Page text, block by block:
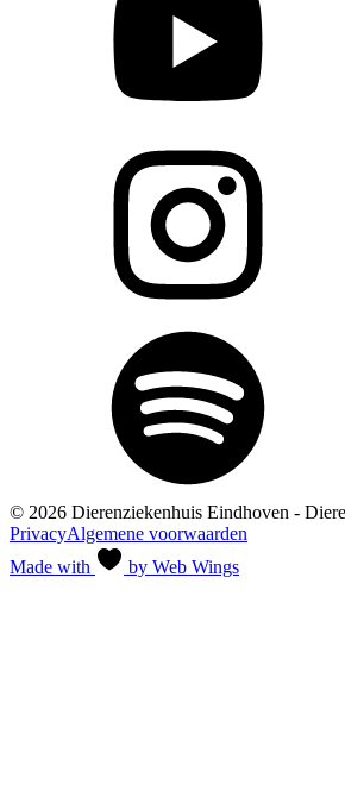
© 2026 Dierenziekenhuis Eindhoven -
PrivacyAlgemene voorwaarden
Made with
by Web Wings